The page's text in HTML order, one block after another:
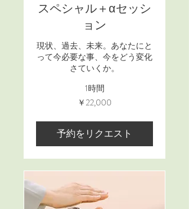
スペシャル＋αセッシ
ョン
現状、過去、未来。あなたにと
って今必要な事、今をどう変化
さていくか。
1時間
￥22,000
予約をリクエスト